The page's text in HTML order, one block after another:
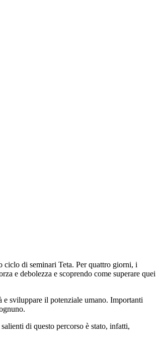
di seminari Teta. Per quattro giorni, i
e debolezza e scoprendo come superare quei
e sviluppare il potenziale umano. Importanti
di questo percorso è stato, infatti,